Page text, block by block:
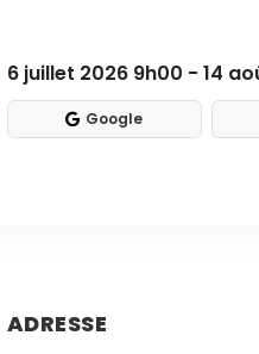
6 juillet 2026 9h00 - 14
Google
ADRESSE